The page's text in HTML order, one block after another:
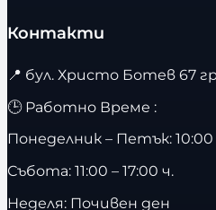
Контакти
📍 бул. Христо Ботев 67
🕒 Работно Време :
Понеделник – Петък: 10:00
Събота: 11:00 – 17:00 ч.
Неделя: Почивен ден